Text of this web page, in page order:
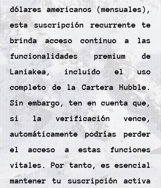
dólares americanos (mensuales),
esta suscripción recurrente te
brinda acceso continuo a las
funcionalidades premium de
Laniakea, incluido el uso
completo de la Cartera Hubble.
Sin embargo, ten en cuenta que,
si la verificación vence,
automáticamente podrías perder
el acceso a estas funciones
vitales. Por tanto, es esencial
mantener tu suscripción activa